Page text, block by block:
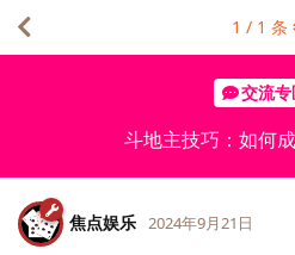
交流专
斗地主技巧：如何
1 / 1 条
焦点娱乐 2024年9月21日